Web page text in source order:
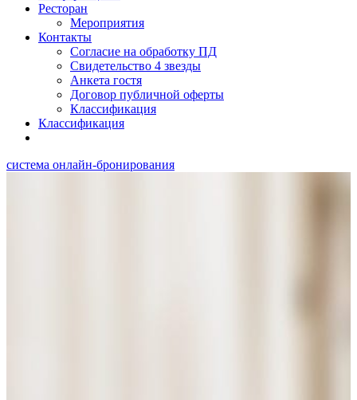
Ресторан
Мероприятия
Контакты
Согласие на обработку ПД
Свидетельство 4 звезды
Анкета гостя
Договор публичной оферты
Классификация
Классификация
система онлайн-бронирования